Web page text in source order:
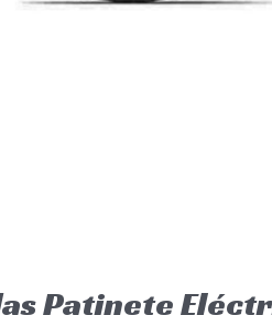
Patinete